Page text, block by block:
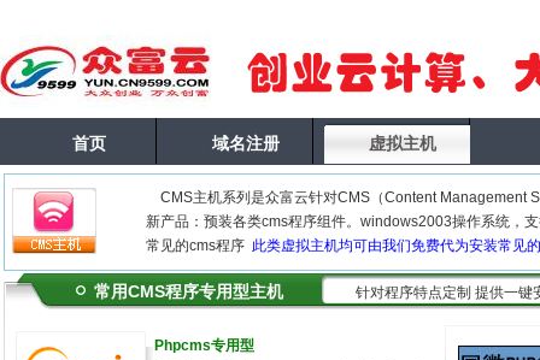
首页 域名注册 虚拟主机
CMS主机系列是众富云针对CMS（Content Management
新产品：预装各类cms程序组件。windows2003操作系统，
常见的cms程序 此类虚拟主机均可由我们免费代为安装常见
常用CMS程序专用型主机 针对程序特点定制 提供一键
Phpcms专用型